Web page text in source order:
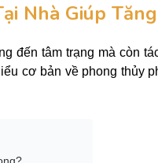
Nhà Giúp
đến tâm trạng mà còn
cơ bản về phong thủy